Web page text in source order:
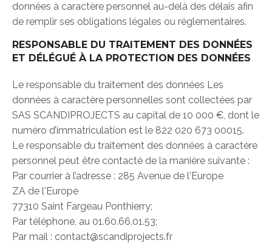
données à caractère personnel au-delà des délais afin
de remplir ses obligations légales ou réglementaires.
RESPONSABLE DU TRAITEMENT DES DONNÉES
ET DÉLÉGUÉ À LA PROTECTION DES DONNÉES
Le responsable du traitement des données Les
données à caractère personnelles sont collectées par
SAS SCANDIPROJECTS au capital de 10 000 €, dont le
numéro d’immatriculation est le 822 020 673 00015.
Le responsable du traitement des données à caractère
personnel peut être contacté de la manière suivante :
Par courrier à l’adresse : 285 Avenue de l'Europe
ZA de l'Europe
77310 Saint Fargeau Ponthierry;
Par téléphone, au 01.60.66.01.53;
Par mail : contact@scandiprojects.fr